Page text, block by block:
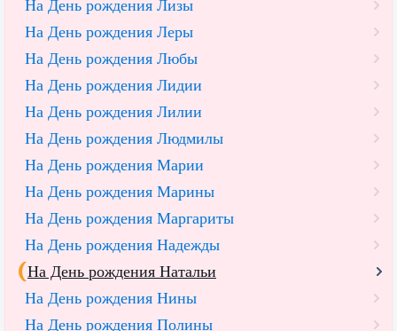
На День рождения Лизы
На День рождения Леры
На День рождения Любы
На День рождения Лидии
На День рождения Лилии
На День рождения Людмилы
На День рождения Марии
На День рождения Марины
На День рождения Маргариты
На День рождения Надежды
На День рождения Натальи
На День рождения Нины
На День рождения Полины